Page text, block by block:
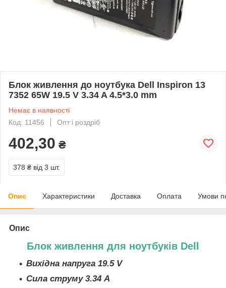
Блок живлення до ноутбука Dell Inspiron 13
7352 65W 19.5 V 3.34 A 4.5*3.0 mm
Немає в наявності
Код: 11456
Опт і роздріб
402,30 ₴
378 ₴ від 3 шт.
Опис Характеристики Доставка Оплата Умови
Опис
Блок живлення для ноутбуків Dell
Вихідна напруга 19.5 V
Сила струму 3.34 A